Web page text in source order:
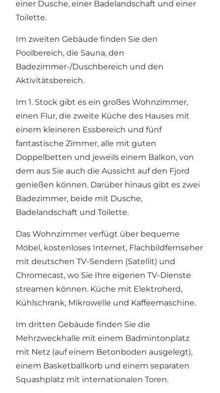
einer Dusche, einer Badelandschaft und einer
Toilette.
Im zweiten Gebäude finden Sie den
Poolbereich, die Sauna, den
Badezimmer-/Duschbereich und den
Aktivitätsbereich.
Im 1. Stock gibt es ein großes Wohnzimmer,
einen Flur, die zweite Küche des Hauses mit
einem kleineren Essbereich und fünf
fantastische Zimmer, alle mit guten
Doppelbetten und jeweils einem Balkon, von
dem aus Sie auch die Aussicht auf den Fjord
genießen können. Darüber hinaus gibt es zwei
Badezimmer, beide mit Dusche,
Badelandschaft und Toilette.
Das Wohnzimmer verfügt über bequeme
Möbel, kostenloses Internet, Flachbildfernseher
mit deutschen TV-Sendern (Satellit) und
Chromecast, wo Sie Ihre eigenen TV-Dienste
streamen können. Küche mit Elektroherd,
Kühlschrank, Mikrowelle und Kaffeemaschine.
Im dritten Gebäude finden Sie die
Mehrzweckhalle mit einem Badmintonplatz
mit Netz (auf einem Betonboden ausgelegt),
einem Basketballkorb und einem separaten
Squashplatz mit internationalen Toren.